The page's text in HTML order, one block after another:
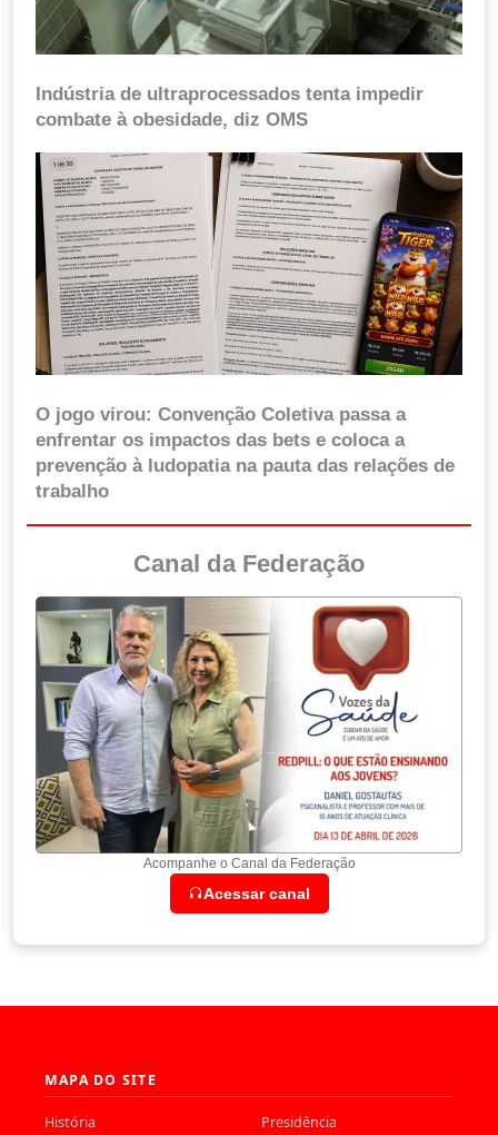
Indústria de ultraprocessados tenta impedir
combate à obesidade, diz OMS
O jogo virou: Convenção Coletiva passa a
enfrentar os impactos das bets e coloca a
prevenção à ludopatia na pauta das relações de
trabalho
Canal da Federação
Acompanhe o Canal da Federação
Acessar canal
MAPA DO SITE
História Presidência